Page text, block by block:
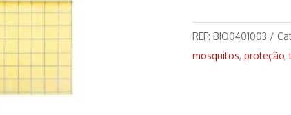
Cromotrópica
Amarela
REF: BIO0401003
mosquitos, proteção,